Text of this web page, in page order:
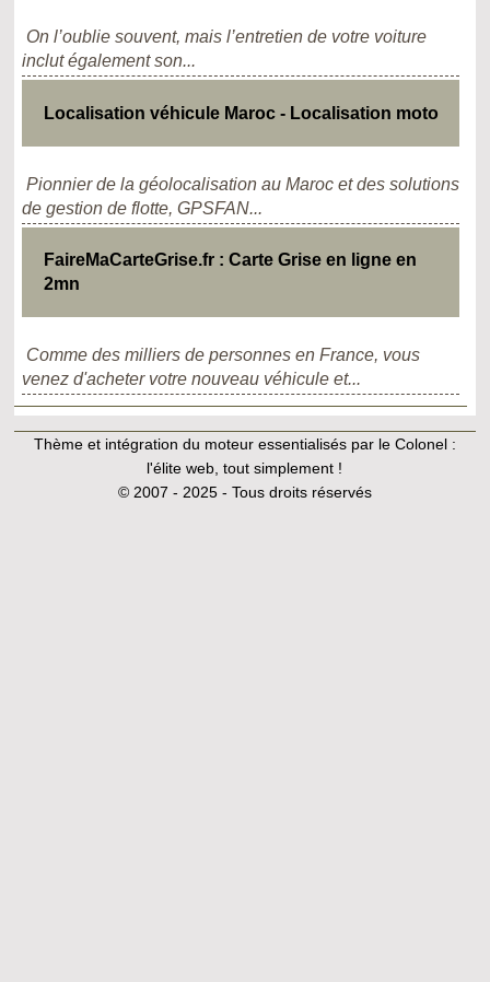
On l’oublie souvent, mais l’entretien de votre voiture
inclut également son...
Localisation véhicule Maroc - Localisation moto
Pionnier de la géolocalisation au Maroc et des solutions
de gestion de flotte, GPSFAN...
FaireMaCarteGrise.fr : Carte Grise en ligne en
2mn
Comme des milliers de personnes en France, vous
venez d'acheter votre nouveau véhicule et...
Thème et intégration du moteur essentialisés par le Colonel :
l'élite web, tout simplement !
© 2007 - 2025 - Tous droits réservés